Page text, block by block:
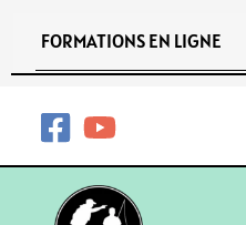
FORMATIONS EN LIGNE